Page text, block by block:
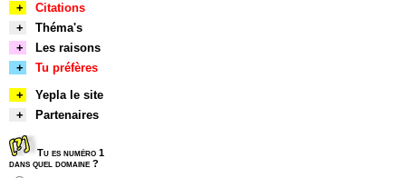
+
Citations
+
Théma's
+
Les raisons
+
Tu préfères
+
Yepla le site
+
Partenaires
Tu es numéro 1
dans quel domaine ?